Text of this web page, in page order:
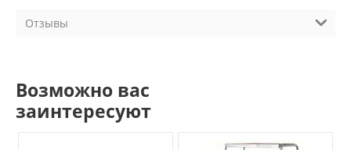
Отзывы
Возможно вас
заинтересуют